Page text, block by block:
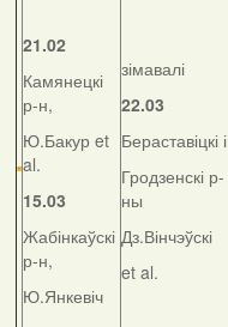
21.02
Камянецкі
р-н,
Ю.Бакур et
al.
15.03
Жабінкаўскі
р-н,
Ю.Янкевіч
зімавалі
22.03
Бераставіцкі і
Гродзенскі р-
ны
Дз.Вінчэўскі
et al.